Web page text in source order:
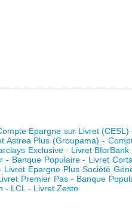
Epargne sur Livret (CESL)
Astrea Plus (Groupama) -
Exclusive- Livret BforBank
- Banque Populaire- Livret
Livret Epargne Plus Société
Premier Pas - Banque
- LCL - Livret Zesto